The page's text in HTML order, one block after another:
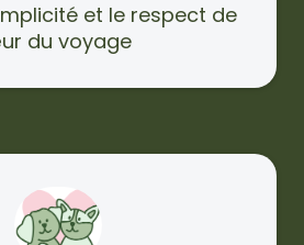
et le respect de
du voyage